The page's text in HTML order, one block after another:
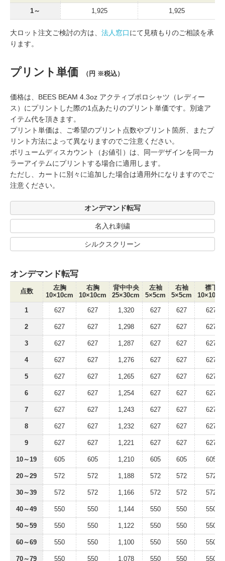
1～ 1,925 1,925
大ロット注文ご検討の方は、 法人窓口にて見積もりのご相談を承
ります。
プリント単価 （円 ※税込）
価格は、BEES BEAM 4.3oz アクティブポロシャツ（レディー
ス）にプリントした際の1点あたりのプリント単価です。別途ア
イテム代を頂きます。
プリント単価は、ご希望のプリント点数やプリント箇所、またプ
リント方法によって異なりますのでご注意ください。
ボリュームディスカウント（お値引）は、同一デザインを同一カ
ラーアイテムにプリントする場合に適用します。
ただし、カートに別々に追加した場合は適用外になりますのでご
注意ください。
オンデマンド転写
名入れ刺繍
シルクスクリーン
オンデマンド転写
点数
左胸
10×10cm
右胸
10×10cm
背中中央
25×30cm
左袖
5×5cm
右袖
5×5cm
襟下
10×10cm
1 627 627 1,320 627 627 627
2 627 627 1,298 627 627 627
3 627 627 1,287 627 627 627
4 627 627 1,276 627 627 627
5 627 627 1,265 627 627 627
6 627 627 1,254 627 627 627
7 627 627 1,243 627 627 627
8 627 627 1,232 627 627 627
9 627 627 1,221 627 627 627
10～19 605 605 1,210 605 605 605
20～29 572 572 1,188 572 572 572
30～39 572 572 1,166 572 572 572
40～49 550 550 1,144 550 550 550
50～59 550 550 1,122 550 550 550
60～69 550 550 1,100 550 550 550
70～79 550 550 1,078 550 550 550